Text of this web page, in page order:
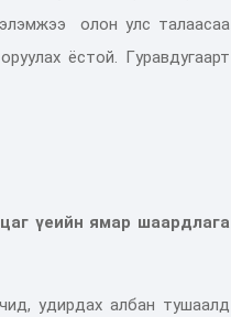
олон улс талаасаа
ёстой. Гуравдугаарт
үеийн ямар шаардлага
удирдах албан тушаалд